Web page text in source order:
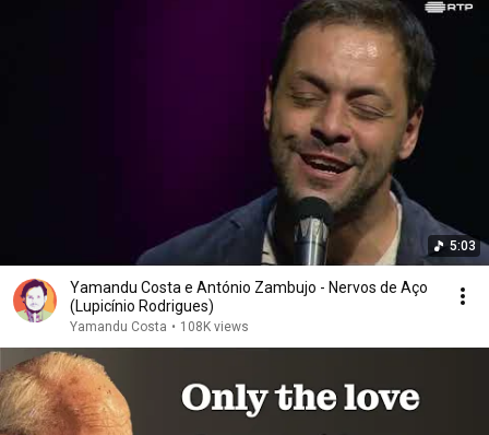
5:03
Yamandu Costa e António Zambujo - Nervos de Aço
(Lupicínio Rodrigues)
Yamandu Costa • 108K views